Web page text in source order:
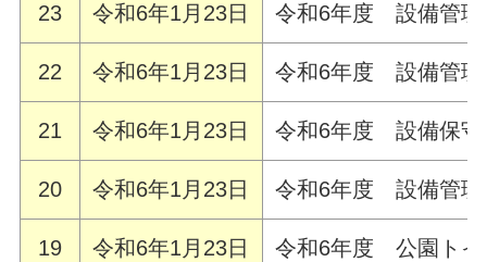
23 令和6年1月23日 令和6年度 設備管理
22 令和6年1月23日 令和6年度 設備管理
21 令和6年1月23日 令和6年度 設備保守
20 令和6年1月23日 令和6年度 設備管理
19 令和6年1月23日 令和6年度 公園トイ